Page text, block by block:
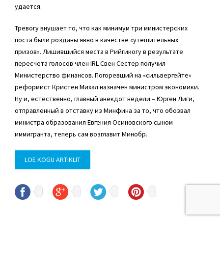
удается.
Тревогу внушает то, что как минимум три министерских
поста были розданы явно в качестве «утешительных
призов». Лишившийся места в Рийгикогу в результате
пересчета голосов член IRL Свен Сестер получил
Министерство финансов. Погоревший на «сильвергейте»
реформист Кристен Михал назначен министром экономики.
Ну и, естественно, главный анекдот недели – Юрген Лиги,
отправленный в отставку из Минфина за то, что обозвал
министра образования Евгения Осиновского сыном
иммигранта, теперь сам возглавит Минобр.
LOE KOGU ARTIKLIT